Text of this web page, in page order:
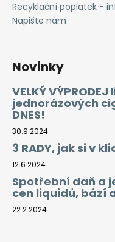
Recyklační poplatek -
Napište nám
Novinky
VELKÝ
jednorázových
DNES!
30.9.2024
3 RADY, jak si v
12.6.2024
Spotřební daň a
cen liquidů, bází
22.2.2024